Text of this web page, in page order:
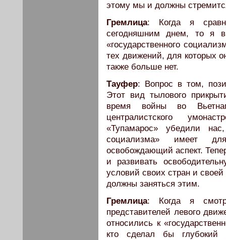
этому мы и должны
Гремлица: Когда я
сегодняшним днем, то я
«государственного
тех движений, для которых
также больше нет.
Тауфер: Вопрос в том,
Этот вид тылового
время войны во
централистского
«Тупамарос» убедили
социализма» имеет
освобождающий аспект.
и развивать
условий своих стран и
должны заняться этим.
Гремлица: Когда я
представителей левого
относились к
кто сделал бы